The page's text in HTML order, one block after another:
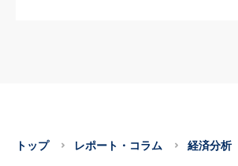
トップ レポート・コラム 経済分析